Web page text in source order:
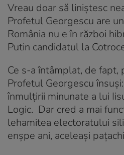
Vreau doar să liniştesc
Profetul Georgescu are
România nu e în război
Putin candidatul la
Ce s-a întâmplat, de fapt,
Profetul Georgescu
înmulţirii minunate a lui
Logic. Dar cred a mai
lehamitea electoratului
enşpe ani, aceleaşi